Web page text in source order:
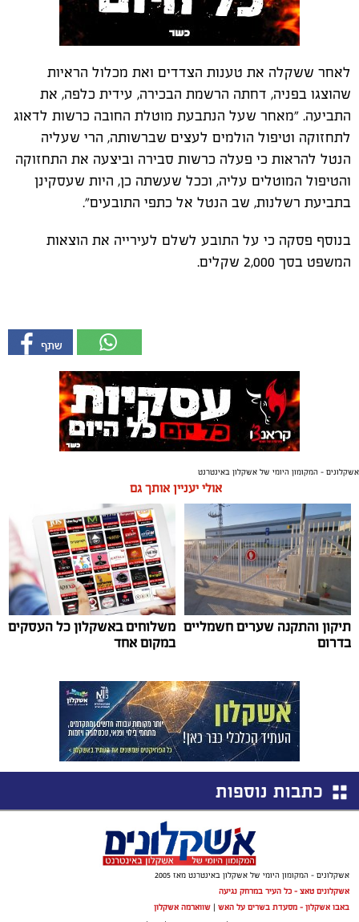
לאחר ששקלה את טענות הצדדים ואת מכלול הראיות
שהוצגו בפניה, דחתה הרשמת הבכירה, עידית כלפה, את
התביעה. "מאחר שעל הנתבעת מוטלת החובה כרשות לדאוג
לתחזוקה וטיפול הולמים לעצים שברשותה, הרי שעליה
הנטל להראות כי פעלה כרשות סבירה וביצעה את התחזוקה
והטיפול המוטלים עליה, וככל שעשתה כן, היות שעסקינן
בתביעת רשלנות, שב הנטל אל כתפי התובעים".
בנוסף פסקה כי על התובע לשלם לעירייה את הוצאות
המשפט בסך 2,000 שקלים.
אשקלונים - המקומון היומי של אשקלון באינטרנט
אולי יעניין אותך גם
תיקון והתקנה שערים חשמליים
בדרום
משלוחים באשקלון כל העסקים
במקום אחד
כתבות נוספות
אשקלונים - המקומון היומי של אשקלון באינטרנט מאז 2005
אשקלונים טאצ - כל העיר במרחק נגיעה
באבו אשקלון - מסעדת בשרים על האש | שווארמה אשקלון